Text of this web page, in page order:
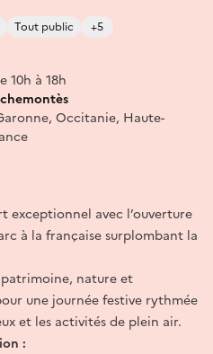
Tout public +5
10h à 18h
Occitanie, Haute-
exceptionnel avec l’ouverture
à la française surplombant la
nature et
une journée festive rythmée
et les activités de plein air.
: